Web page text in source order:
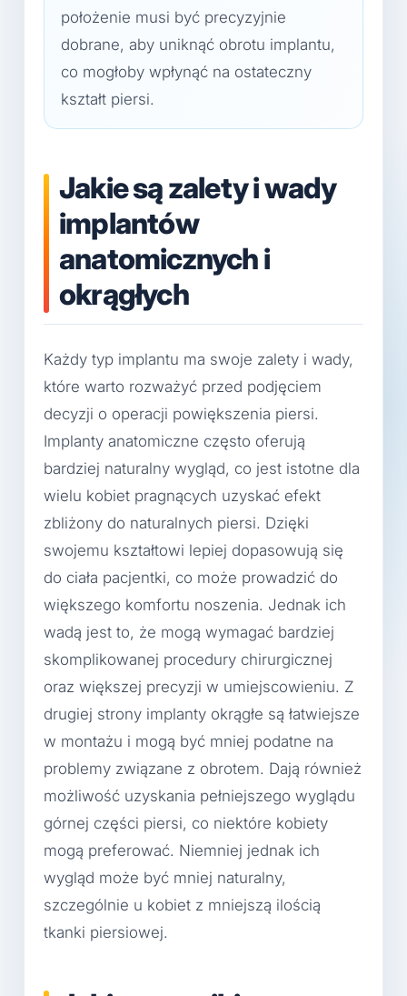
położenie musi być precyzyjnie
dobrane, aby uniknąć obrotu implantu,
co mogłoby wpłynąć na ostateczny
kształt piersi.
Jakie są zalety i wady
implantów
anatomicznych i
okrągłych
Każdy typ implantu ma swoje zalety i wady,
które warto rozważyć przed podjęciem
decyzji o operacji powiększenia piersi.
Implanty anatomiczne często oferują
bardziej naturalny wygląd, co jest istotne dla
wielu kobiet pragnących uzyskać efekt
zbliżony do naturalnych piersi. Dzięki
swojemu kształtowi lepiej dopasowują się
do ciała pacjentki, co może prowadzić do
większego komfortu noszenia. Jednak ich
wadą jest to, że mogą wymagać bardziej
skomplikowanej procedury chirurgicznej
oraz większej precyzji w umiejscowieniu. Z
drugiej strony implanty okrągłe są łatwiejsze
w montażu i mogą być mniej podatne na
problemy związane z obrotem. Dają również
możliwość uzyskania pełniejszego wyglądu
górnej części piersi, co niektóre kobiety
mogą preferować. Niemniej jednak ich
wygląd może być mniej naturalny,
szczególnie u kobiet z mniejszą ilością
tkanki piersiowej.